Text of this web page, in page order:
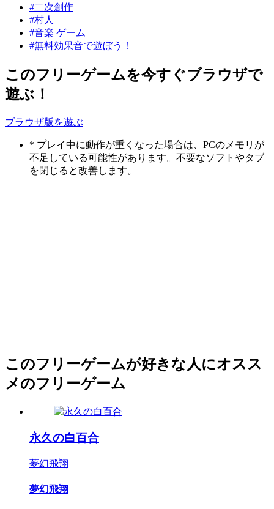
#二次創作
#村人
#音楽 ゲーム
#無料効果音で遊ぼう！
このフリーゲームを今すぐブラウザで
遊ぶ！
ブラウザ版を遊ぶ
* プレイ中に動作が重くなった場合は、PCのメモリが
不足している可能性があります。不要なソフトやタブ
を閉じると改善します。
このフリーゲームが好きな人にオスス
メのフリーゲーム
永久の白百合
夢幻飛翔
夢幻飛翔